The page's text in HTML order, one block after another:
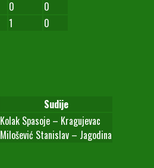
0
0
1
0
Sudije
Kolak Spasoje – Kragujevac
Milošević Stanislav – Jagodina